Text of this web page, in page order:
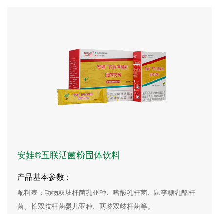
安娃®五联活菌粉固体饮料
产品基本参数：
配料表：动物双歧杆菌乳亚种、嗜酸乳杆菌、鼠李糖乳酪杆
菌、长双歧杆菌婴儿亚种、两歧双歧杆菌等。